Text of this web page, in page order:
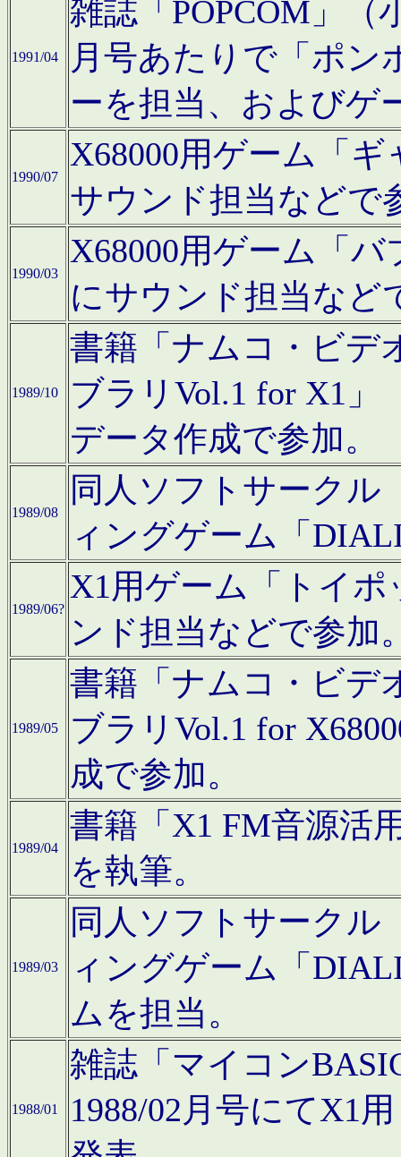
1991/04
雑誌「POPCOM」（
月号あたりで「ポン
ーを担当、およびゲ
1990/07
X68000用ゲーム「
サウンド担当などで
1990/03
X68000用ゲーム「
にサウンド担当など
1989/10
書籍「ナムコ・ビデ
ブラリVol.1 for X1」
データ作成で参加。
1989/08
同人ソフトサークル
ィングゲーム「
1989/06?
X1用ゲーム「トイ
ンド担当などで参加
1989/05
書籍「ナムコ・ビデ
ブラリVol.1 for
成で参加。
1989/04
書籍「X1 FM音源活
を執筆。
1989/03
同人ソフトサークル
ィングゲーム「
ムを担当。
1988/01
雑誌「マイコン
1988/02月号にてX1